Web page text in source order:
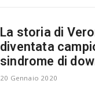
La storia di
diventata
sindrome di
20 Gennaio 2020